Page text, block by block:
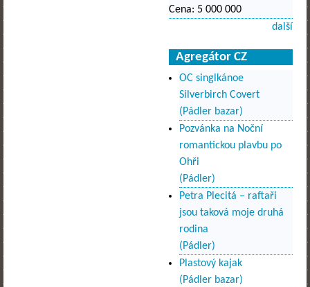
Cena: 5 000 000
další
Agregátor CZ
OC singlkánoe
Silverbirch Covert
(Pádler bazar)
Pozvánka na Noční
romantickou plavbu po
Ohři
(Pádler)
Petra Plecitá – raftaři
jsou taková moje druhá
rodina
(Pádler)
Plastový kajak
(Pádler bazar)